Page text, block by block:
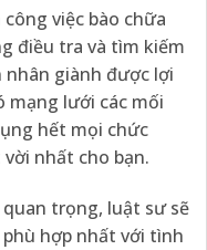
việc bào chữa
điều tra và tìm kiếm
giành được lợi
mạng lưới các mối
hết mọi chức
nhất cho bạn.
trọng, luật sư sẽ
hợp nhất với tình